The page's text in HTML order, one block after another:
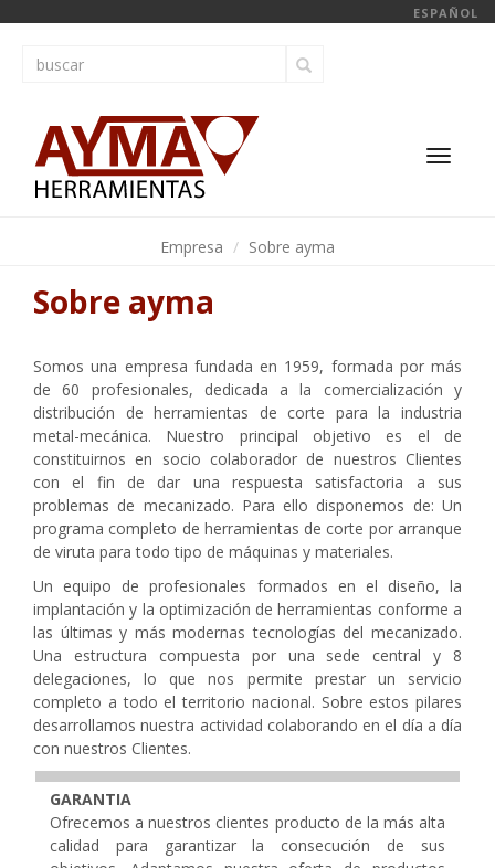
ESPAÑOL
Empresa Sobre ayma
Sobre ayma
Somos una empresa fundada en 1959, formada por más
de 60 profesionales, dedicada a la comercialización y
distribución de herramientas de corte para la industria
metal-mecánica. Nuestro principal objetivo es el de
constituirnos en socio colaborador de nuestros Clientes
con el fin de dar una respuesta satisfactoria a sus
problemas de mecanizado. Para ello disponemos de: Un
programa completo de herramientas de corte por arranque
de viruta para todo tipo de máquinas y materiales.
Un equipo de profesionales formados en el diseño, la
implantación y la optimización de herramientas conforme a
las últimas y más modernas tecnologías del mecanizado.
Una estructura compuesta por una sede central y 8
delegaciones, lo que nos permite prestar un servicio
completo a todo el territorio nacional. Sobre estos pilares
desarrollamos nuestra actividad colaborando en el día a día
con nuestros Clientes.
GARANTIA
Ofrecemos a nuestros clientes producto de la más alta
calidad para garantizar la consecución de sus